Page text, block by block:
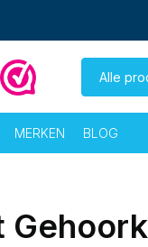
Alle
MERKEN BLOG